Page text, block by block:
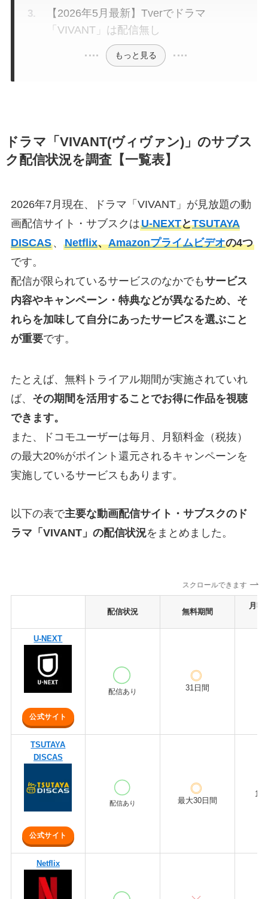
【2026年5月最新】Tverでドラマ
「VIVANT」は配信無し
もっと見る
ドラマ「VIVANT(ヴィヴァン)」のサブス
ク配信状況を調査【一覧表】
2026年7月現在、ドラマ「VIVANT」が見放題の動
画配信サイト・サブスクはU-NEXTとTSUTAYA
DISCAS、 Netflix、Amazonプライムビデオの4つ
です。
配信が限られているサービスのなかでもサービス
内容やキャンペーン・特典などが異なるため、そ
れらを加味して自分にあったサービスを選ぶこと
が重要です。
たとえば、無料トライアル期間が実施されていれ
ば、 その期間を活用することでお得に作品を視聴
できます。
また、ドコモユーザーは毎月、月額料金（税抜）
の最大20%がポイント還元されるキャンペーンを
実施しているサービスもあります。
以下の表で主要な動画配信サイト・サブスクのド
ラマ「VIVANT」の配信状況をまとめました。
スクロールできます
配信状況 無料期間
月額
U-NEXT
公式サイト
配信あり 31日間
TSUTAYA
DISCAS
公式サイト
配信あり 最大30日間
Netflix